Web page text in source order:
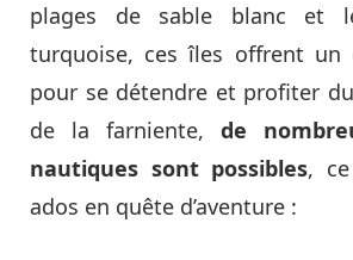
plages de sable blanc et
turquoise, ces îles offrent un
pour se détendre et profiter
de la farniente, de
nautiques sont possibles,
ados en quête d’aventure :